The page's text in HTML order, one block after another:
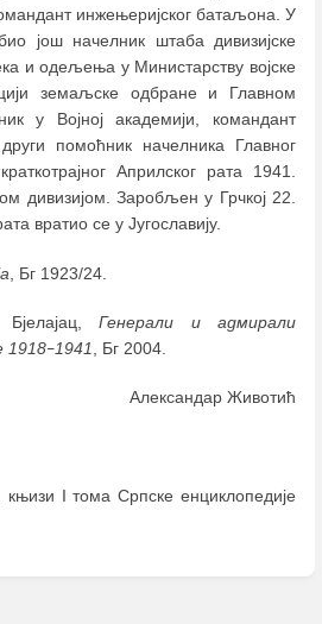
инжењеријског батаљона. У
још начелник штаба дивизијске
и одељења у Министарству војске
земаљске одбране и Главном
у Војној академији, командант
помоћник начелника Главног
Априлског рата 1941.
дивизијом. Заробљен у Грчкој 22.
вратио се у Југославију.
, Бг 1923/24.
Генерали и адмирали
1918–1941 , Бг 2004.
Александар Животић
књизи I тома Српске енциклопедије